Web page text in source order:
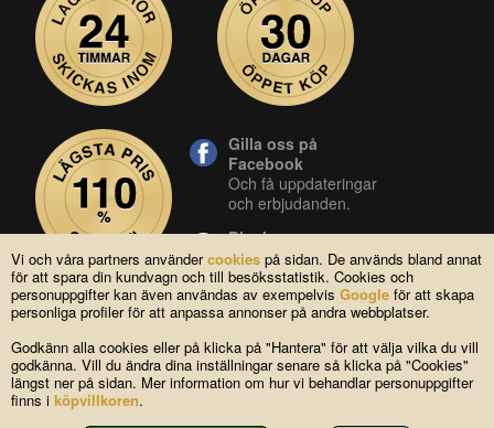
Vi och våra partners användercookies på sidan. De används bland annat
för att spara din kundvagn och till besöksstatistik. Cookies och
personuppgifter kan även användas av exempelvis Google för att skapa
personliga profiler för att anpassa annonser på andra webbplatser.
Godkänn alla cookies eller på klicka på "Hantera" för att välja vilka du vill
godkänna. Vill du ändra dina inställningar senare så klicka på "Cookies"
längst ner på sidan. Mer information om hur vi behandlar personuppgifter
finns i köpvillkoren.
Gilla oss på
Facebook
Och få uppdateringar
och erbjudanden.
Blocket
Vår butik på blocket.
YouTube
Se våra produkter live
Copyright © 2004-2026 Lagsidan AB